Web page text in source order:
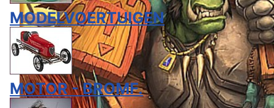
MODELVOERTUIGEN
MOTOR - BROMF.